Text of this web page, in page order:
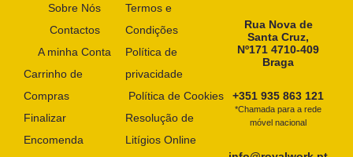
Sobre Nós
Contactos
A minha Conta
Carrinho de
Compras
Finalizar
Encomenda
Termos e
Condições
Política de
privacidade
Política de Cookies
Resolução de
Litígios Online
Rua Nova de
Santa Cruz,
Nº171 4710-409
Braga
+351 935 863 121
*Chamada para a rede
móvel nacional